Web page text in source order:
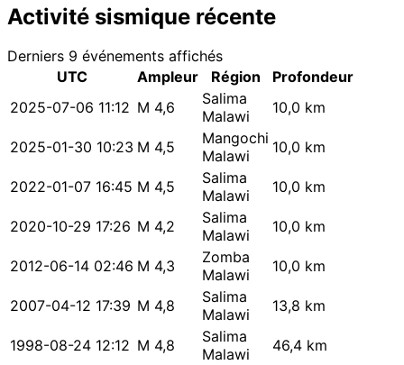
Activité sismique récente
Derniers 9 événements affichés
UTC
Ampleur Région
Profondeur
2025-07-06 11:12 M 4,6
Salima
Malawi
10,0 km
2025-01-30 10:23 M 4,5
Mangochi
Malawi
10,0 km
2022-01-07 16:45 M 4,5
Salima
Malawi
10,0 km
2020-10-29 17:26 M 4,2
Salima
Malawi
10,0 km
2012-06-14 02:46 M 4,3
Zomba
Malawi
10,0 km
2007-04-12 17:39 M 4,8
Salima
Malawi
13,8 km
1998-08-24 12:12 M 4,8
Salima
Malawi
46,4 km